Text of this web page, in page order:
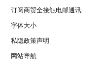
订阅商贸全接触电邮通讯
字体大小
私隐政策声明
网站导航